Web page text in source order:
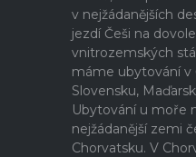
v nejžádanějších
jezdí Češi na
vnitrozemských
máme ubytování v
Slovensku,
Ubytování u moře
nejžádanější zemi
Chorvatsku. V